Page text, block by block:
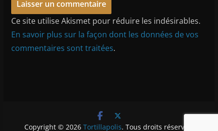
Ce site utilise Akismet pour réduire les indésirables.
En savoir plus sur la façon dont les données de vos
commentaires sont traitées.
Copyright © 2026 Tortillapolis. Tous droits réservés.